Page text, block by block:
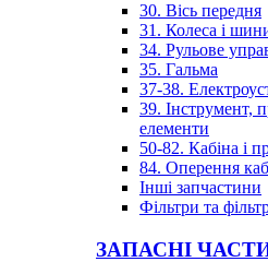
30. Вісь передня
31. Колеса і
34. Рульове
35. Гальма
37-38.
39. Інструмент,
елементи
50-82. Кабіна і
84. Оперення
Інші запчастини
Фільтри та
ЗАПАСНІ